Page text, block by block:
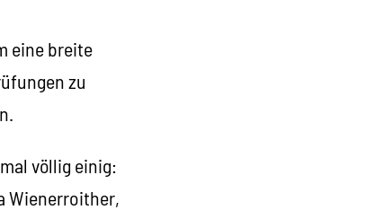
eine breite
zu
völlig einig:
Wienerroither,